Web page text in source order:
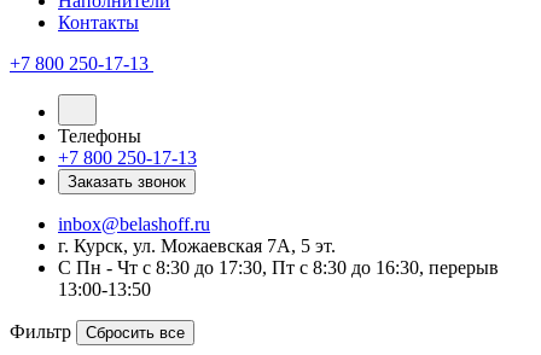
Контакты
+7 800 250-17-13
Телефоны
+7 800 250-17-13
Заказать звонок
inbox@belashoff.ru
г. Курск, ул. Можаевская 7А, 5 эт.
C Пн - Чт с 8:30 до 17:30, Пт с 8:30 до 16:30, перерыв
13:00-13:50
Фильтр Сбросить все